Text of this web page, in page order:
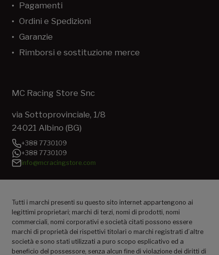
Pagamenti
Ordini e Spedizioni
Garanzie
Rimborsi e sostituzione merce
MC Racing Store Snc
via Sottoprovinciale, 1/8
24021 Albino (BG)
+388 7730109
+388 7730109
info@mcracingstore.com
Tutti i marchi presenti su questo sito internet appartengono ai
legittimi proprietari; marchi di terzi, nomi di prodotti, nomi
commerciali, nomi corporativi e società citati possono essere
marchi di proprietà dei rispettivi titolari o marchi registrati d’altre
società e sono stati utilizzati a puro scopo esplicativo ed a
beneficio del possessore, senza alcun fine di violazione dei diritti di